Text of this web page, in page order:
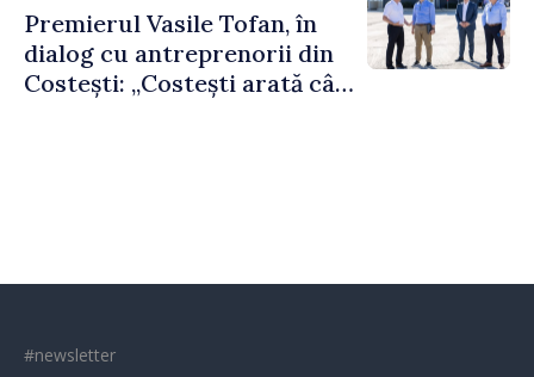
Premierul Vasile Tofan, în
dialog cu antreprenorii din
Costești: „Costești arată cât
#newsletter